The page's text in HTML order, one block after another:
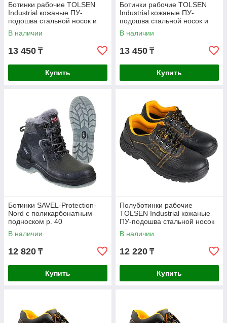
Ботинки рабочие TOLSEN
Industrial кожаные ПУ-
подошва стальной носок и
стелька р.44 45356
В наличии
13 450 ₸
Купить
Ботинки рабочие TOLSEN
Industrial кожаные ПУ-
подошва стальной носок и
стелька р.45 45357
В наличии
13 450 ₸
Купить
Ботинки SAVEL-Protection-
Nord с поликарбонатным
подноском р. 40
В наличии
12 820 ₸
Купить
Полуботинки рабочие
TOLSEN Industrial кожаные
ПУ-подошва стальной носок
размер 42 45324
В наличии
12 220 ₸
Купить